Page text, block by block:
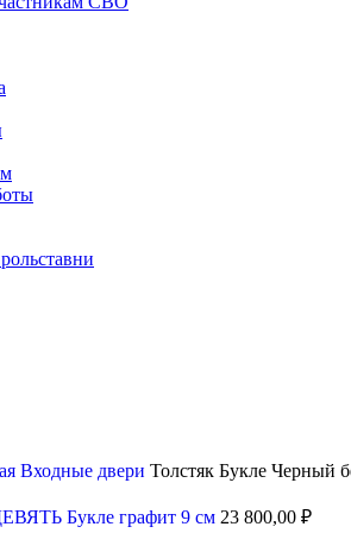
Входные двери Толстяк Букле Черный
Букле графит 9 см 23 800,00 ₽